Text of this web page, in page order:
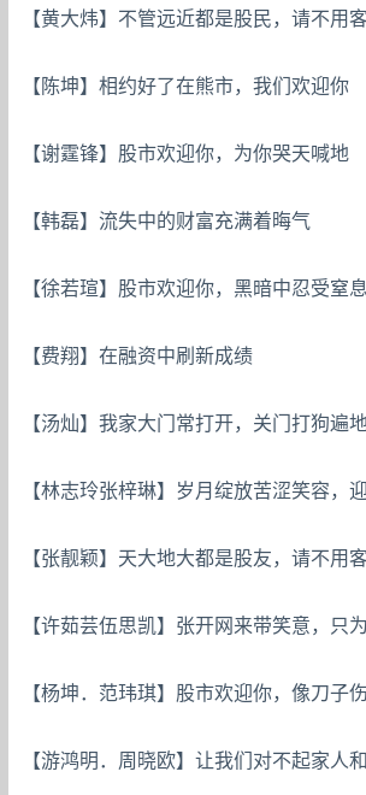
【黄大炜】不管远近都是股民，请不用
【陈坤】相约好了在熊市，我们欢迎你
【谢霆锋】股市欢迎你，为你哭天喊地
【韩磊】流失中的财富充满着晦气
【徐若瑄】股市欢迎你，黑暗中忍受窒息
【费翔】在融资中刷新成绩
【汤灿】我家大门常打开，关门打狗遍
【林志玲张梓琳】岁月绽放苦涩笑容，
【张靓颖】天大地大都是股友，请不用
【许茹芸伍思凯】张开网来带笑意，只
【杨坤．范玮琪】股市欢迎你，像刀子
【游鸿明．周晓欧】让我们对不起家人